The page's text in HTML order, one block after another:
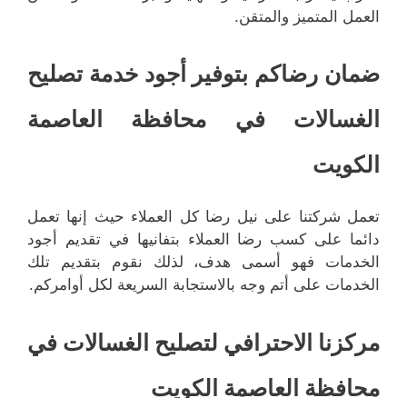
العمل المتميز والمتقن.
ضمان رضاكم بتوفير أجود خدمة تصليح
الغسالات في محافظة العاصمة
الكويت
تعمل شركتنا على نيل رضا كل العملاء حيث إنها تعمل
دائما على كسب رضا العملاء بتفانيها في تقديم أجود
الخدمات فهو أسمى هدف، لذلك نقوم بتقديم تلك
الخدمات على أتم وجه بالاستجابة السريعة لكل أوامركم.
مركزنا الاحترافي لتصليح الغسالات في
محافظة العاصمة الكويت